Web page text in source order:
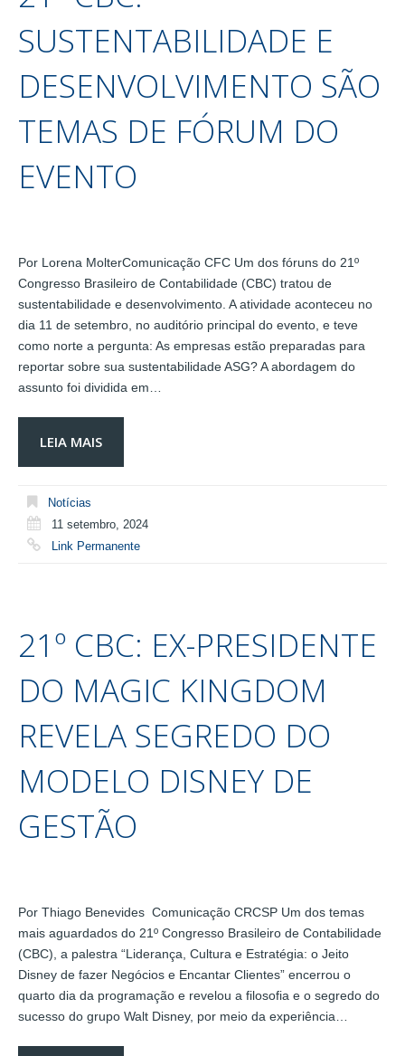
SUSTENTABILIDADE E
DESENVOLVIMENTO SÃO
TEMAS DE FÓRUM DO
EVENTO
Por Lorena MolterComunicação CFC Um dos fóruns do 21º
Congresso Brasileiro de Contabilidade (CBC) tratou de
sustentabilidade e desenvolvimento. A atividade aconteceu no
dia 11 de setembro, no auditório principal do evento, e teve
como norte a pergunta: As empresas estão preparadas para
reportar sobre sua sustentabilidade ASG? A abordagem do
assunto foi dividida em…
LEIA MAIS
Notícias
11 setembro, 2024
Link Permanente
21º CBC: EX-PRESIDENTE
DO MAGIC KINGDOM
REVELA SEGREDO DO
MODELO DISNEY DE
GESTÃO
Por Thiago Benevides Comunicação CRCSP Um dos temas
mais aguardados do 21º Congresso Brasileiro de Contabilidade
(CBC), a palestra “Liderança, Cultura e Estratégia: o Jeito
Disney de fazer Negócios e Encantar Clientes” encerrou o
quarto dia da programação e revelou a filosofia e o segredo do
sucesso do grupo Walt Disney, por meio da experiência…